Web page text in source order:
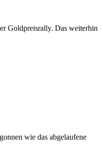
Goldpreisrally. Das weiterhin
wie das abgelaufene